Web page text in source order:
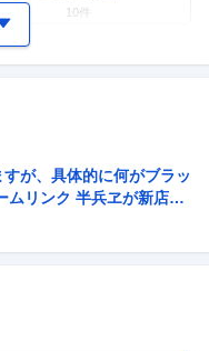
10件
女性の活躍・働きやすさ
7件
が、具体的に何がブラッ
ムリンク 半兵ヱが新店舗